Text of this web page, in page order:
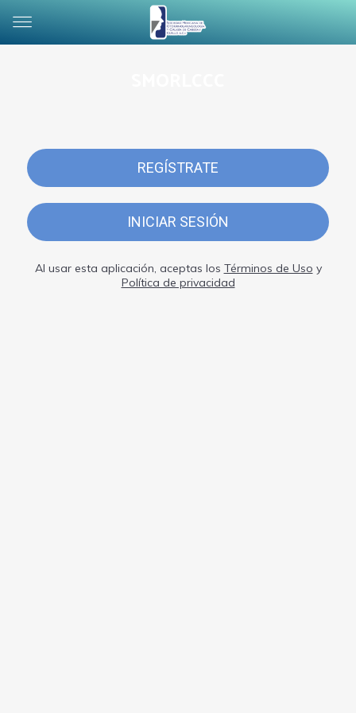
REGÍSTRATE
INICIAR SESIÓN
Al usar esta aplicación, aceptas los Términos de Uso y
Política de privacidad